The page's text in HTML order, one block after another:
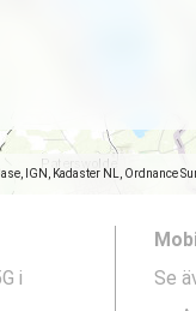
IGN, Kadaster NL,
i
Se